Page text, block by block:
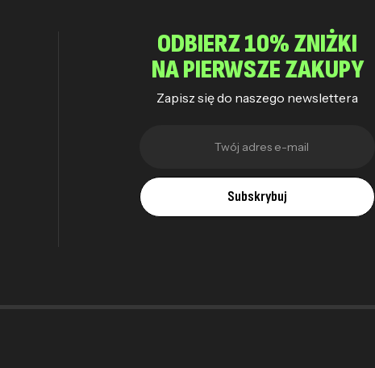
ODBIERZ 10% ZNIŻKI
NA PIERWSZE ZAKUPY
Zapisz się do naszego newslettera
Subskrybuj